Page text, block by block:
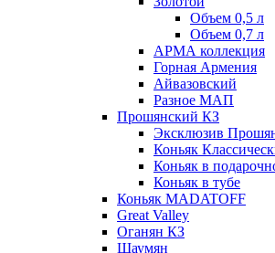
Объем 0,5 л
Объем 0,7 л
АРМА коллекция
Горная Армения
Айвазовский
Разное МАП
Прошянский КЗ
Эксклюзив
Коньяк
Коньяк в
Коньяк в тубе
Коньяк MADATOFF
Great Valley
Оганян КЗ
Шаумян